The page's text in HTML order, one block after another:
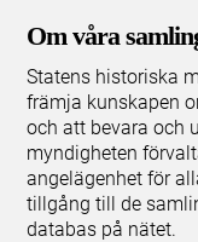
Om våra
Statens historiska
främja kunskapen
och att bevara och
myndigheten
angelägenhet för
tillgång till de
databas på nätet.